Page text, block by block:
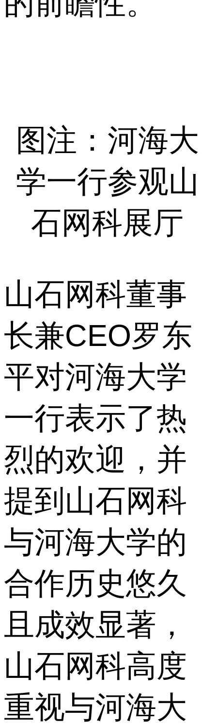
图注：河海大
学一行参观山
石网科展厅
山石网科董事
长兼CEO罗东
平对河海大学
一行表示了热
烈的欢迎，并
提到山石网科
与河海大学的
合作历史悠久
且成效显著，
山石网科高度
重视与河海大